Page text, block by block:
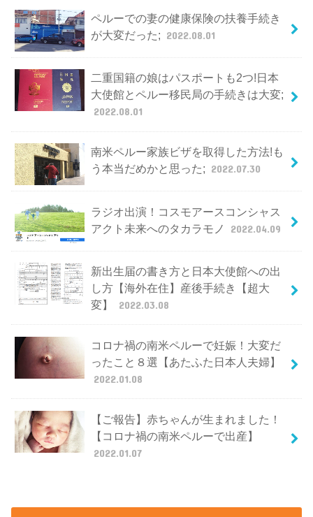
ペルーでの妻の健康保険の扶養手続き
が大変だった; 2022.08.01
二重国籍の娘はパスポートも2つ!日本
大使館とペルー移民局の手続きは大変;
2022.08.01
南米ペルー家族ビザを取得した方法!も
う本当だめかと思った; 2022.07.30
ラジオ出演！コスモアースコンシャス
アクト未来へのタカラモノ
2022.04.09
新出生届の書き方と日本大使館への出
し方【海外在住】産後手続き【超大
変】
2022.03.08
コロナ禍の南米ペルーで妊娠！大変だ
ったこと８選【あたふた日本人夫婦】
2022.01.08
【ご報告】赤ちゃんが生まれました！
【コロナ禍の南米ペルーで出産】
2022.01.07